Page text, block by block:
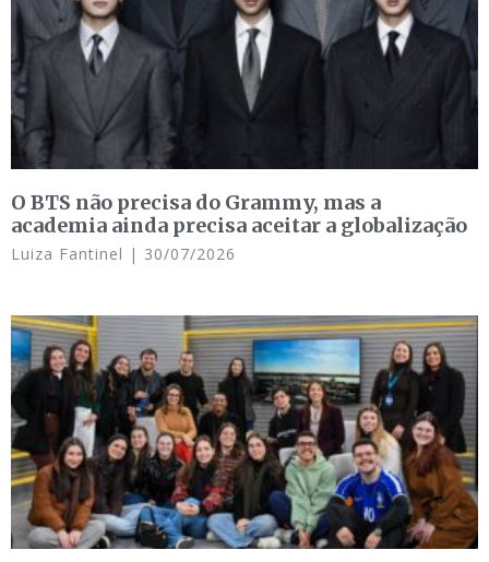
O BTS não precisa do Grammy, mas a
academia ainda precisa aceitar a globalização
Luiza Fantinel 30/07/2026